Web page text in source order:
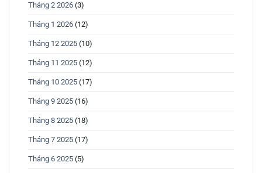
Tháng 2 2026 (3)
Tháng 1 2026 (12)
Tháng 12 2025 (10)
Tháng 11 2025 (12)
Tháng 10 2025 (17)
Tháng 9 2025 (16)
Tháng 8 2025 (18)
Tháng 7 2025 (17)
Tháng 6 2025 (5)